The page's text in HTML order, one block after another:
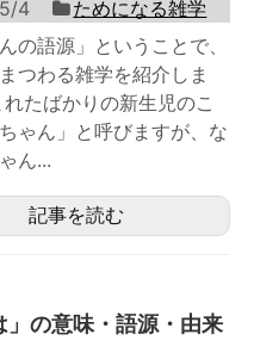
4
ためになる雑学
の語源」ということで、
つわる雑学を紹介しま
たばかりの新生児のこ
ゃん」と呼びますが、な
ん...
記事を読む
」の意味・語源・由来